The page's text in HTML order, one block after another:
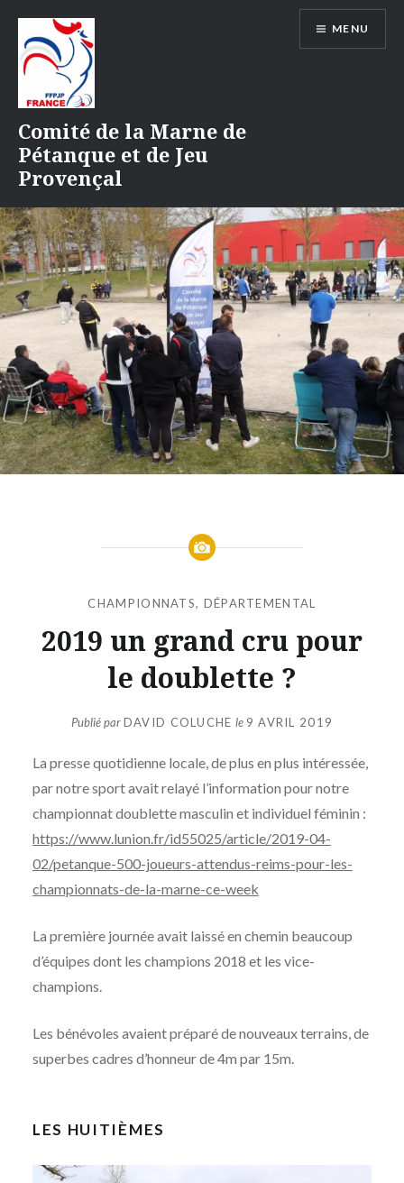
contenu
Comité de la Marne de
Pétanque et de Jeu
Provençal
MENU
CHAMPIONNATS, DÉPARTEMENTAL
2019 un grand cru pour
le doublette ?
Publié parDAVID COLUCHE le 9 AVRIL 2019
La presse quotidienne locale, de plus en plus intéressée,
par notre sport avait relayé l’information pour notre
championnat doublette masculin et individuel féminin :
https://www.lunion.fr/id55025/article/2019-04-
02/petanque-500-joueurs-attendus-reims-pour-les-
championnats-de-la-marne-ce-week
La première journée avait laissé en chemin beaucoup
d’équipes dont les champions 2018 et les vice-
champions.
Les bénévoles avaient préparé de nouveaux terrains, de
superbes cadres d’honneur de 4m par 15m.
LES HUITIÈMES